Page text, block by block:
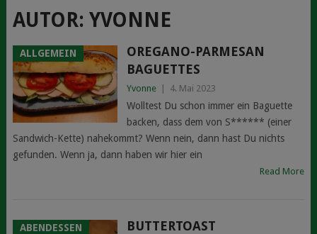
AUTOR: YVONNE
ALLGEMEIN
OREGANO-PARMESAN
BAGUETTES
Yvonne 4. Mai 2023
Wolltest Du schon immer ein Baguette
backen, dass dem von S****** (einer
Sandwich-Kette) nahekommt? Wenn nein, dann hast Du nichts
gefunden. Wenn ja, dann haben wir hier ein
Read More
ABENDESSEN BUTTERTOAST